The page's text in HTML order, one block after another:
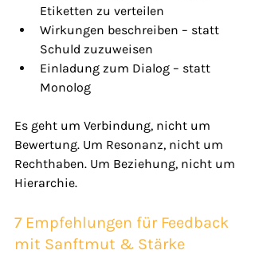
Etiketten zu verteilen
Wirkungen beschreiben – statt
Schuld zuzuweisen
Einladung zum Dialog – statt
Monolog
Es geht um Verbindung, nicht um
Bewertung. Um Resonanz, nicht um
Rechthaben. Um Beziehung, nicht um
Hierarchie.
7 Empfehlungen für Feedback
mit Sanftmut & Stärke